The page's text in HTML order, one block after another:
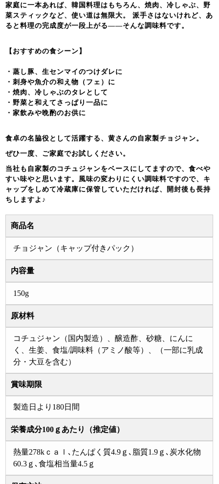
家庭に一本あれば、韓国料理はもちろん、焼肉、冷しゃぶ、野
菜スティックなど、使い道は無限大。 派手さはないけれど、あ
ると料理の完成度が一段上がる――そんな調味料です。
【おすすめの食シーン】
・蒸し豚、生センマイのつけダレに
・刺身や魚介の和え物（フェ）に
・焼肉、冷しゃぶのタレとして
・野菜と和えてさっぱり一品に
・家飲みや晩酌のお供に
食卓の名脇役として活躍する、黄さんの自家製チョジャン。
ぜひ一度、ご家庭でお試しください。
当社も自家製のコチュジャンをベースにしてますので、食べや
すい味やと思います。風味の変わりにくい調味料ですので、キ
ャップをしめて冷蔵庫に保管していただければ、開封後も長持
ちしますよ♪
商品名
チョジャン（キャップ付きパック）
内容量
150g
原材料
コチュジャン（国内製造）、醸造酢、砂糖、にんに
く、生姜、食塩/調味料（アミノ酸等）、（一部に乳成
分・大豆を含む）
賞味期限
製造日より180日間
栄養成分100ｇあたり（推定値）
熱量278kｃａｌ､たんぱく質4.9ｇ､脂質1.9ｇ､炭水化物
60.3ｇ､食塩相当量4.5ｇ